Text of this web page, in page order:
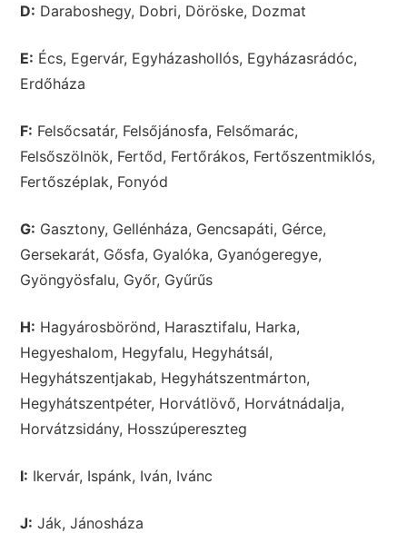
D: Daraboshegy, Dobri, Döröske, Dozmat
E: Écs, Egervár, Egyházashollós, Egyházasrádóc,
Erdőháza
F: Felsőcsatár, Felsőjánosfa, Felsőmarác,
Felsőszölnök, Fertőd, Fertőrákos, Fertőszentmiklós,
Fertőszéplak, Fonyód
G: Gasztony, Gellénháza, Gencsapáti, Gérce,
Gersekarát, Gősfa, Gyalóka, Gyanógeregye,
Gyöngyösfalu, Győr, Gyűrűs
H: Hagyárosbörönd, Harasztifalu, Harka,
Hegyeshalom, Hegyfalu, Hegyhátsál,
Hegyhátszentjakab, Hegyhátszentmárton,
Hegyhátszentpéter, Horvátlövő, Horvátnádalja,
Horvátzsidány, Hosszúpereszteg
I: Ikervár, Ispánk, Iván, Ivánc
J: Ják, Jánosháza